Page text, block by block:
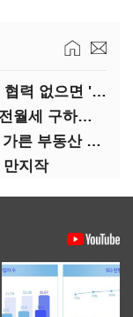
주택공급 '동상이몽'…정부·서울시 협력 없으면 '공수표'
세제개편에 ‘불안·불만’…오세훈 "전월세 구하기 더 힘들어질 것"
강남 관망·한강벨트 술렁…30억이 가른 부동산 민심
지작